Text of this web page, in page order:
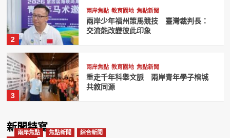
2
兩岸焦點 教育園地 焦點新聞
兩岸少年福州策馬競技 臺灣裁判長：
交流能改變彼此印象
3
兩岸焦點 教育園地 焦點新聞
重走千年科舉文脈 兩岸青年學子榕城
共敘同源
臺青活水匯入政協 青春力量助推兩岸
新聞特寫
兩岸焦點 焦點新聞 綜合新聞